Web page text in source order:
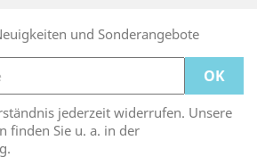
und Sonderangebote
jederzeit widerrufen. Unsere
finden Sie u. a. in der